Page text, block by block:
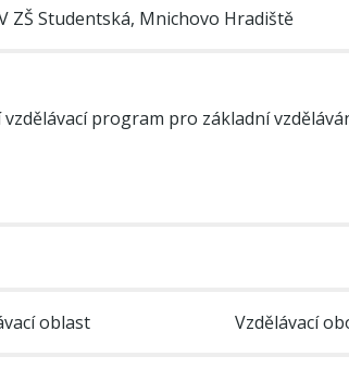
ZŠ Studentská, Mnichovo Hradiště
vzdělávací program pro základní
oblast Vzdělávací